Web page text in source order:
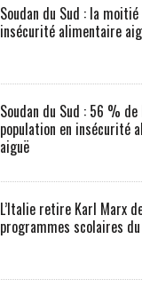
Soudan du Sud : la moitié
insécurité alimentaire
Soudan du Sud : 56 % de
population en insécurité
aiguë
L’Italie retire Karl Marx
programmes scolaires